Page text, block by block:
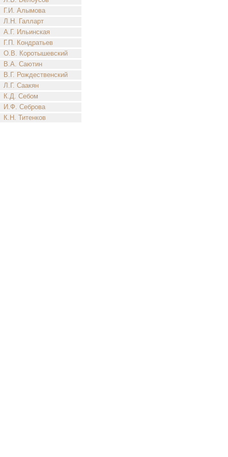
Г.И. Алымова
Л.Н. Галларт
А.Г. Ильинская
Г.П. Кондратьев
О.В. Коротышевский
В.А. Саютин
В.Г. Рождественский
Л.Г. Саакян
К.Д. Себом
И.Ф. Себрова
К.Н. Титенков